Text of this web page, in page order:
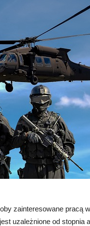
zainteresowane pracą
uzależnione od stopnia